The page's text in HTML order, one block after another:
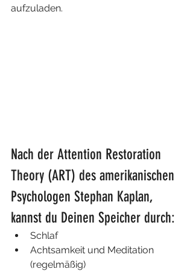
aufzuladen.
Nach der Attention Restoration
Theory (ART) des amerikanischen
Psychologen Stephan Kaplan,
kannst du Deinen Speicher durch:
Schlaf
Achtsamkeit und Meditation
(regelmäßig)